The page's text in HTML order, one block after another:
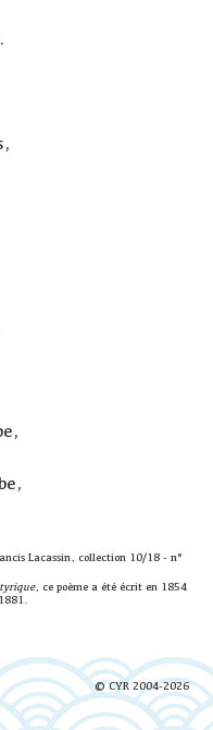
Lacassin, collection 10/18 - n°
, ce poème a été écrit en 1854
© CYR 2004-2026